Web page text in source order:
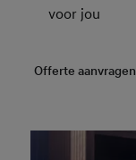
voor jou
Offerte aanvragen